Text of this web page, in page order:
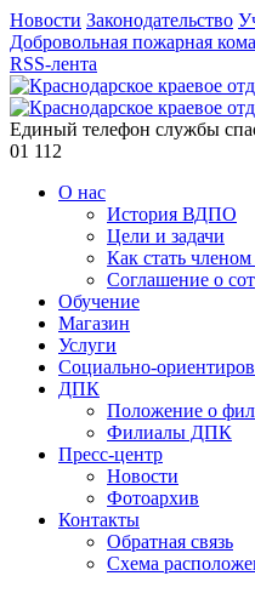
Новости Законодательство
Добровольная пожарная
RSS-лента
Единый телефон службы
01 112
О нас
История ВДПО
Цели и задачи
Как стать
Соглашение о
Обучение
Магазин
Услуги
Социально-
ДПК
Положение о
Филиалы ДПК
Пресс-центр
Новости
Фотоархив
Контакты
Обратная связь
Схема